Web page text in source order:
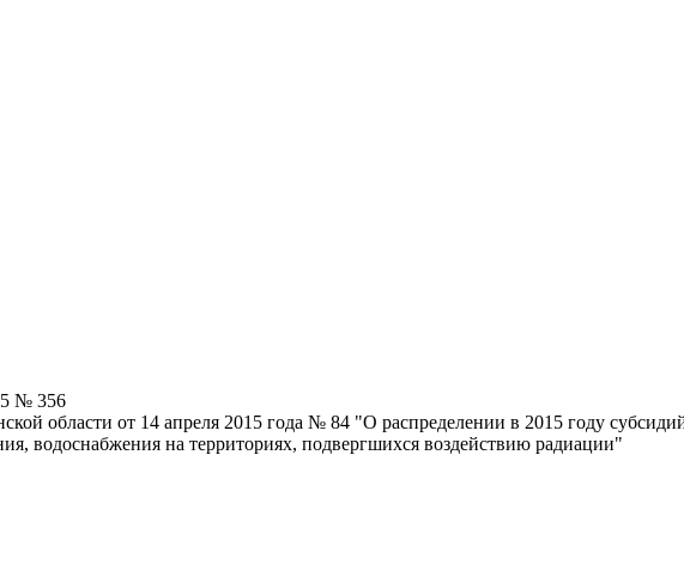
№ 356
области от 14 апреля 2015 года № 84 "О распределении в 2015 году
водоснабжения на территориях, подвергшихся воздействию радиации"